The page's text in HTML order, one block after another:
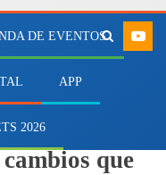
DE EVENTOS
APP
2026
del
que